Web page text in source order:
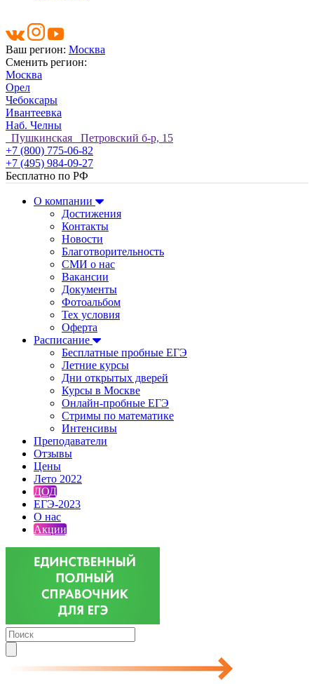
Ваш регион: Москва
Сменить регион:
Москва
Орел
Чебоксары
Ивантеевка
Наб. Челны
Пушкинская Петровский б-р, 15
+7 (800) 775-06-82
+7 (495) 984-09-27
Бесплатно по РФ
О компании
Достижения
Контакты
Новости
Благотворительность
СМИ о нас
Вакансии
Документы
Фотоальбом
Тех условия
Оферта
Расписание
Бесплатные пробные ЕГЭ
Летние курсы
Дни открытых дверей
Курсы в Москве
Онлайн-пробные ЕГЭ
Стримы по математике
Интенсивы
Преподаватели
Отзывы
Цены
Лето 2022
ДОД
ЕГЭ-2023
О нас
Акции